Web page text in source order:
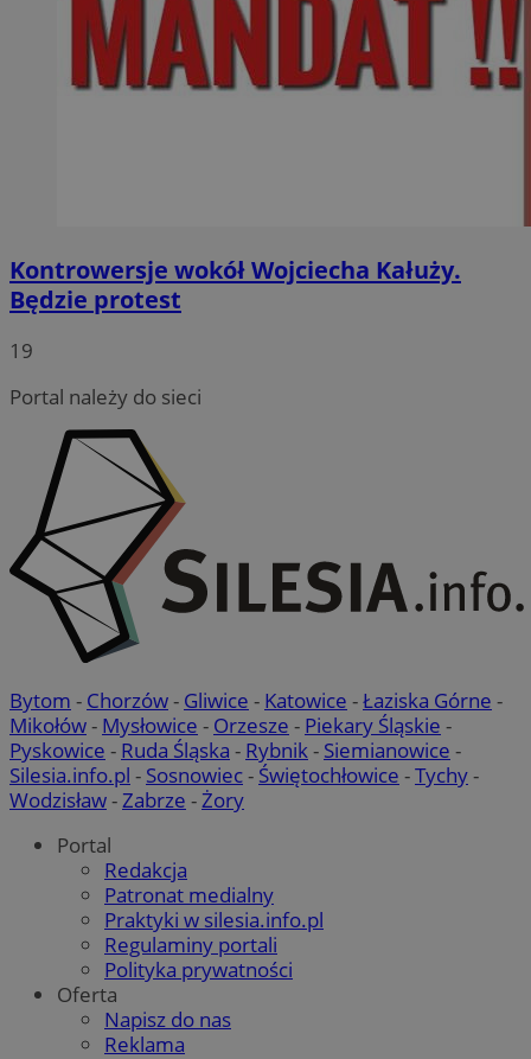
Kontrowersje wokół Wojciecha Kałuży.
Będzie protest
19
Portal należy do sieci
Bytom - Chorzów- Gliwice - Katowice -Łaziska Górne -
Mikołów- Mysłowice - Orzesze - Piekary Śląskie -
Pyskowice - Ruda Śląska - Rybnik- Siemianowice -
Silesia.info.pl - Sosnowiec- Świętochłowice -Tychy-
Wodzisław-Zabrze -Żory
Portal
Redakcja
Patronat medialny
Praktyki w silesia.info.pl
Regulaminy portali
Polityka prywatności
Oferta
Napisz do nas
Reklama